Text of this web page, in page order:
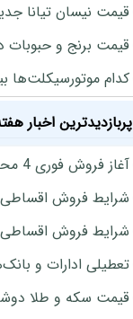
قیمت نیسان تیانا جدید
قیمت برنج و حبوبات در
کدام موتورسیکلت‌ها
پربازدیدترین اخبار
آغاز فروش فوری 4 محصول ایران خودرو در نمایندگی‌ها
شرایط فروش اقساطی KMC SR6 کرمان موتور اعلام شد
شرایط فروش اقساطی JAC J4 (مرداد 1405)
تعطیلی ادارات و بانک‌های 5 استان در روز
قیمت سکه و طلا دوشنبه 12 مرداد